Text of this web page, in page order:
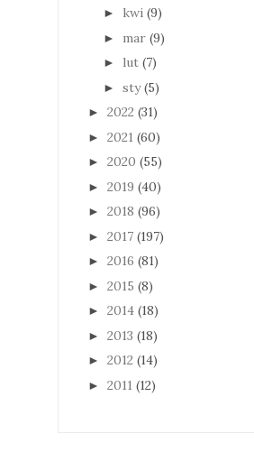
► kwi (9)
► mar (9)
► lut (7)
► sty (5)
► 2022 (31)
► 2021 (60)
► 2020 (55)
► 2019 (40)
► 2018 (96)
► 2017 (197)
► 2016 (81)
► 2015 (8)
► 2014 (18)
► 2013 (18)
► 2012 (14)
► 2011 (12)